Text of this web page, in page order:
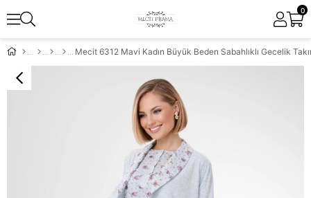
0
Mecit 6312 Mavi Kadın Büyük Beden Sabahlıklı Gecelik